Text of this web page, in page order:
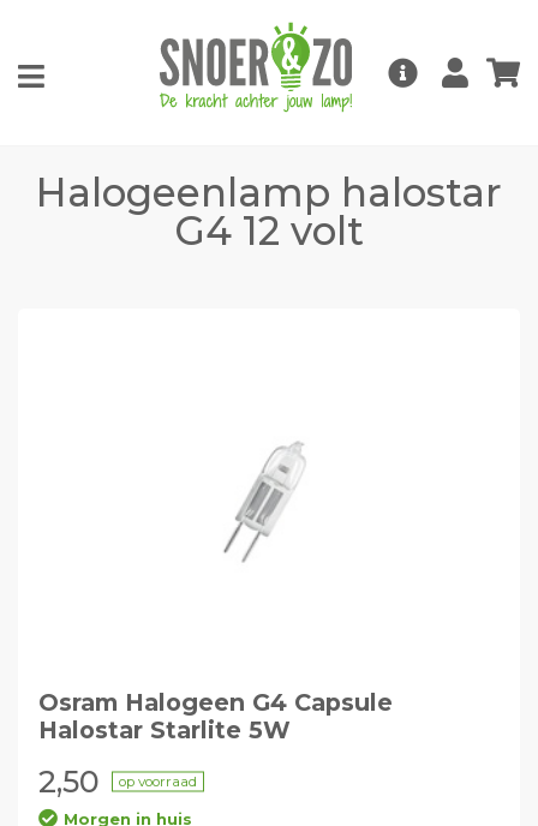
Halogeenlamp halostar
G4 12 volt
Osram Halogeen G4 Capsule
Halostar Starlite 5W
2,50 op voorraad
Morgen in huis